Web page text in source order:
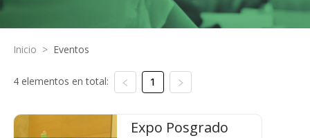
Inicio > Eventos
4 elementos en total: 1
Expo Posgrado